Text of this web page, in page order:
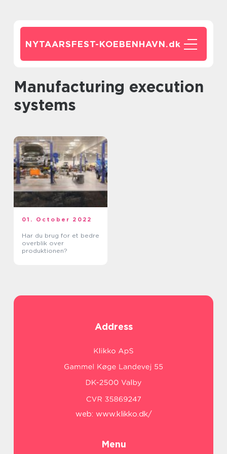
NYTAARSFEST-KOEBENHAVN.dk
Manufacturing execution
systems
01. October 2022
Har du brug for et bedre
overblik over
produktionen?
Address
web: www.klikko.dk/
Menu